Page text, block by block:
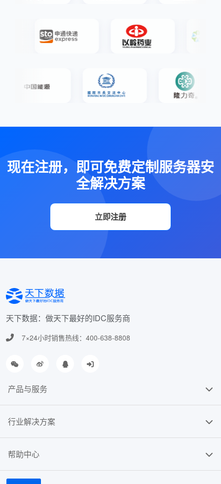
现在注册，即可免费定制服务器安
全解决方案
立即注册
天下数据：做天下最好的IDC服务商
7×24小时销售热线：400-638-8808
产品与服务
行业解决方案
帮助中心